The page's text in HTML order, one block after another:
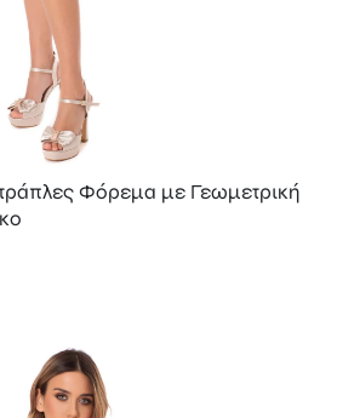
Φόρεμα με Γεωμετρική